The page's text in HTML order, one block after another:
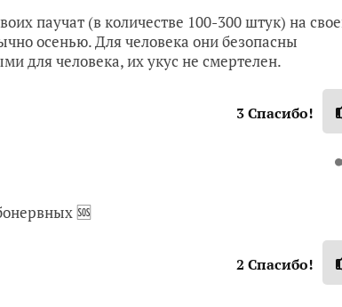
паучат (в количестве 100-300 штук) на
осенью. Для человека они безопасны
для человека, их укус не смертелен.
3Спасибо!
🆘
2 Спасибо!